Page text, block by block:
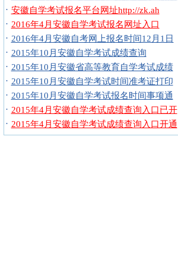
· 安徽自学考试报名平台网址http://zk.ah
· 2016年4月安徽自学考试报名网址入口
· 2016年4月安徽自考网上报名时间12月1日
· 2015年10月安徽自学考试成绩查询
· 2015年10月安徽省高等教育自学考试成绩
· 2015年10月安徽自学考试时间准考证打印
· 2015年10月安徽自学考试报名时间事项通
· 2015年4月安徽自学考试成绩查询入口已开
· 2015年4月安徽自学考试成绩查询入口开通